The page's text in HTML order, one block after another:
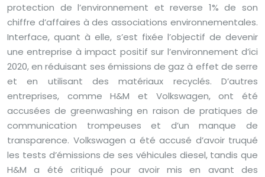
protection de l’environnement et reverse 1% de son
chiffre d’affaires à des associations environnementales.
Interface, quant à elle, s’est fixée l’objectif de devenir
une entreprise à impact positif sur l’environnement d’ici
2020, en réduisant ses émissions de gaz à effet de serre
et en utilisant des matériaux recyclés. D’autres
entreprises, comme H&M et Volkswagen, ont été
accusées de greenwashing en raison de pratiques de
communication trompeuses et d’un manque de
transparence. Volkswagen a été accusé d’avoir truqué
les tests d’émissions de ses véhicules diesel, tandis que
H&M a été critiqué pour avoir mis en avant des